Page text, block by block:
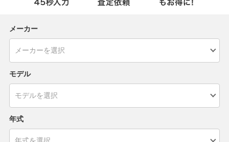
メーカー
モデル
年式